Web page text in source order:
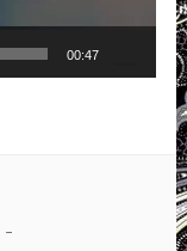
00:47